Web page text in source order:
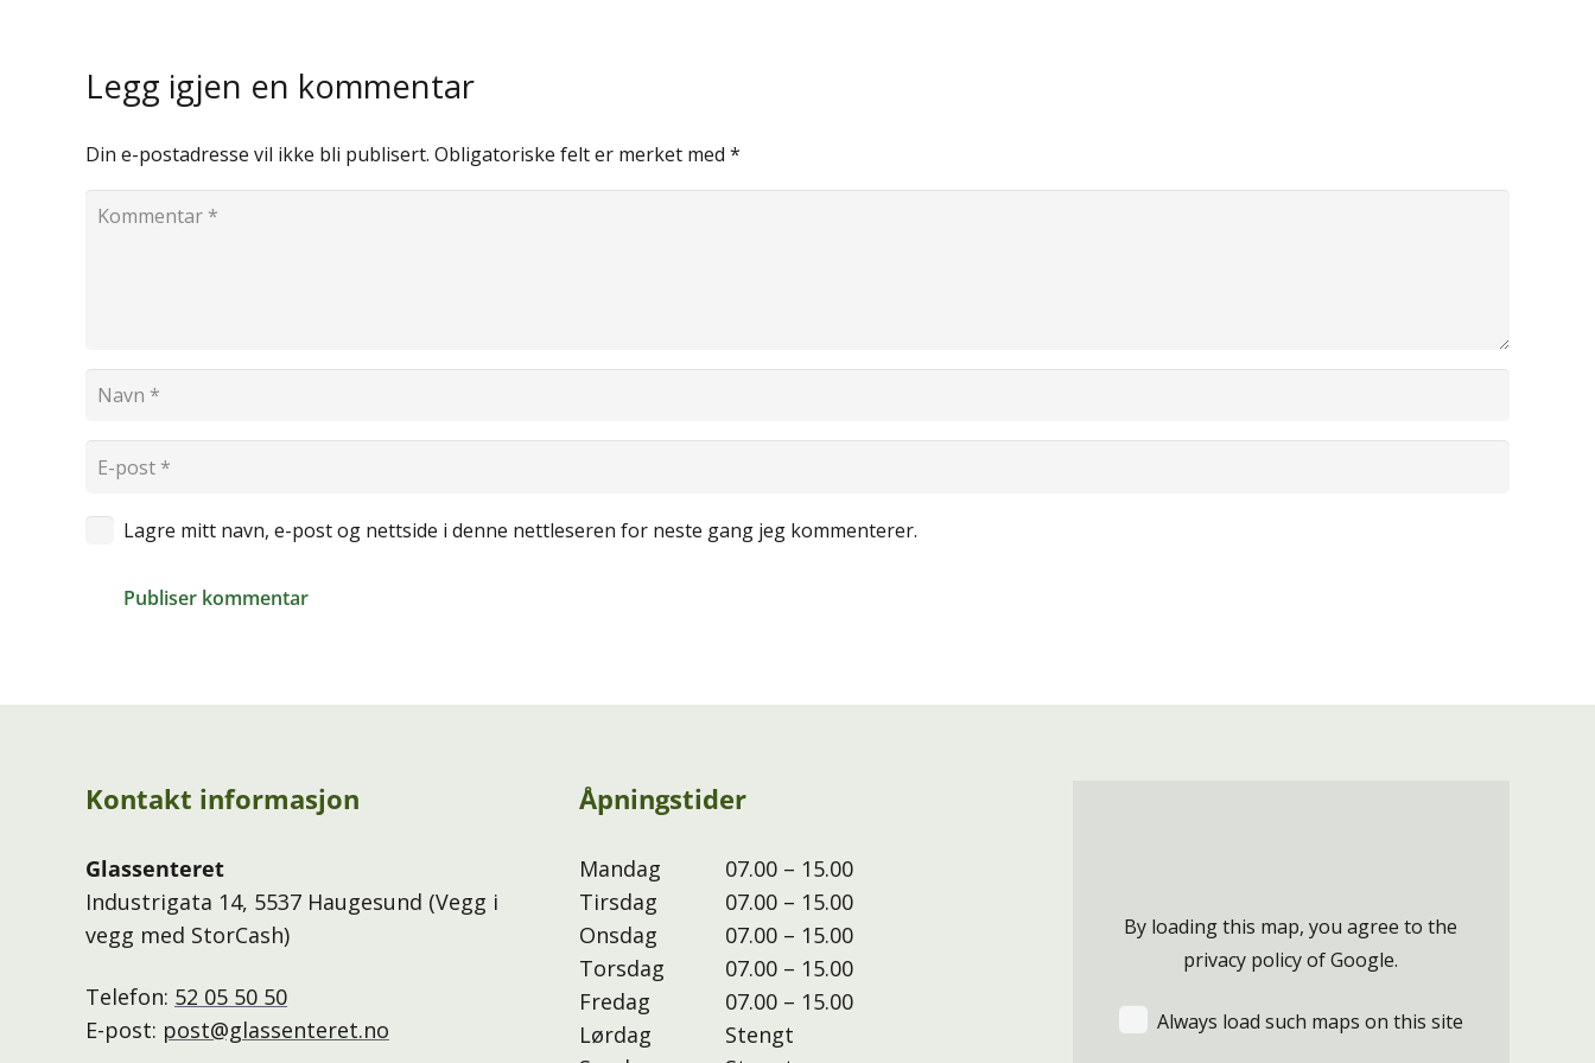
Legg igjen en kommentar
Din e-postadresse vil ikke bli publisert. Obligatoriske felt er merket med *
Lagre mitt navn, e-post og nettside i denne nettleseren for neste gang jeg kommenterer.
Publiser kommentar
Kontakt informasjon
Glassenteret
Industrigata 14, 5537 Haugesund (Vegg i
vegg med StorCash)
Telefon: 52 05 50 50
E-post: post@glassenteret.no
Åpningstider
Mandag
07.00 – 15.00
Tirsdag
07.00 – 15.00
Onsdag
07.00 – 15.00
Torsdag
07.00 – 15.00
Fredag
07.00 – 15.00
Lørdag
Stengt
By loading this map, you agree to the
privacy policy ofGoogle.
Always load such maps on this site